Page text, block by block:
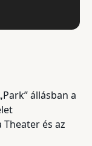
állásban a
és az